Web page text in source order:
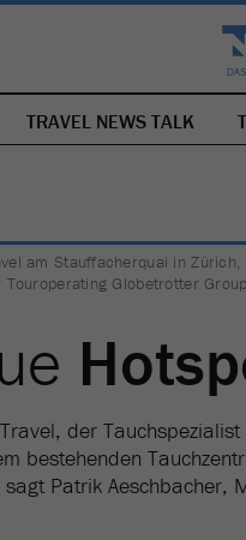
TRAVEL NEWS TALK
am Stauffacherquai in
Globetrotter
der
bestehenden
sagt Patrik Aeschbacher,